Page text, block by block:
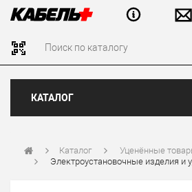
КАТАЛОГ
Каталог
Уценённые
Электроустановочные изделия и